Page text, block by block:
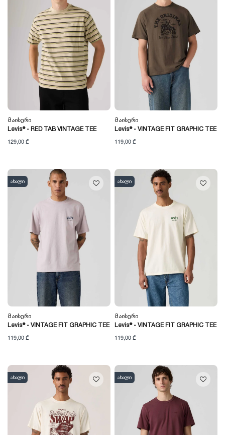
Მაისური
Levis® - RED TAB VINTAGE TEE
129,00 ₾
Მაისური
Levis® - VINTAGE FIT GRAPHIC TEE
119,00 ₾
ახალი
Მაისური
Levis® - VINTAGE FIT GRAPHIC TEE
119,00 ₾
ახალი
Მაისური
Levis® - VINTAGE FIT GRAPHIC TEE
119,00 ₾
ახალი ახალი